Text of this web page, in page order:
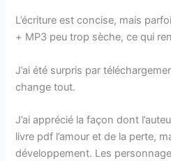
L’écriture est concise, mais
+ MP3 peu trop sèche, ce qui
J’ai été surpris par
change tout.
J’ai apprécié la façon dont
livre pdf l’amour et de la perte,
développement. Les